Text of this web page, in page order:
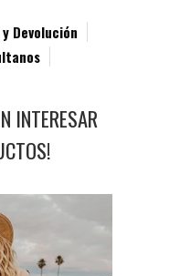
y Devolución
INTERESAR